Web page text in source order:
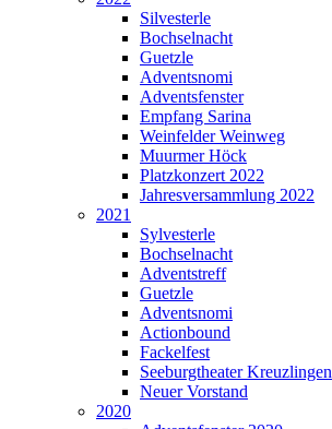
Silvesterle
Bochselnacht
Guetzle
Adventsnomi
Adventsfenster
Empfang Sarina
Weinfelder Weinweg
Muurmer Höck
Platzkonzert 2022
Jahresversammlung 2022
2021
Sylvesterle
Bochselnacht
Adventstreff
Guetzle
Adventsnomi
Actionbound
Fackelfest
Seeburgtheater Kreuzlingen
Neuer Vorstand
2020